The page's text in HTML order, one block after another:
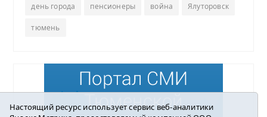
день города пенсионеры война Ялуторовск
тюмень
Настоящий ресурс использует сервис веб-аналитики